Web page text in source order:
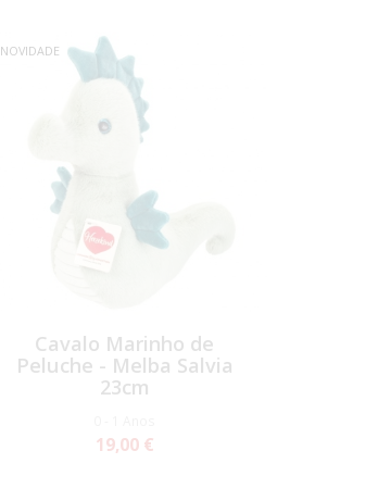
NOVIDADE
Cavalo Marinho de
Peluche - Melba Salvia
23cm
19,00 €